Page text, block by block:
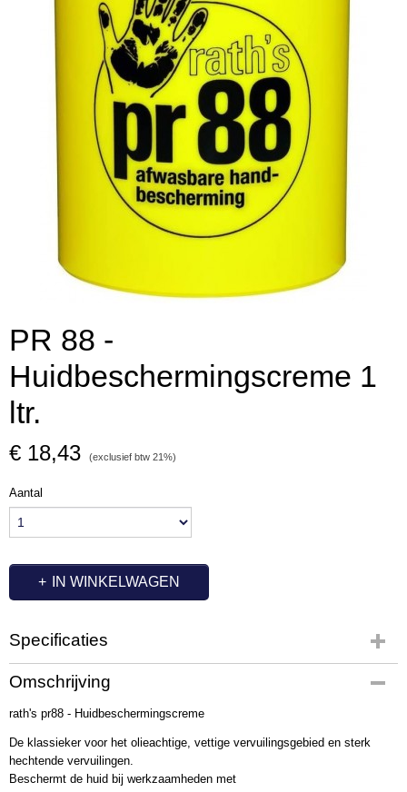
PR 88 -
Huidbeschermingscreme 1
ltr.
€ 18,43 (exclusief btw 21%)
Aantal
IN WINKELWAGEN
Specificaties
Productcode
OC7102
Omschrijving
rath's pr88 - Huidbeschermingscreme
De klassieker voor het olieachtige, vettige vervuilingsgebied en sterk
hechtende vervuilingen.
Beschermt de huid bij werkzaamheden met